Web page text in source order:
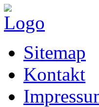
Sitemap
Kontakt